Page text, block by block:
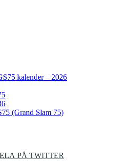
kalender – 2026
(Grand Slam 75)
PÅ TWITTER